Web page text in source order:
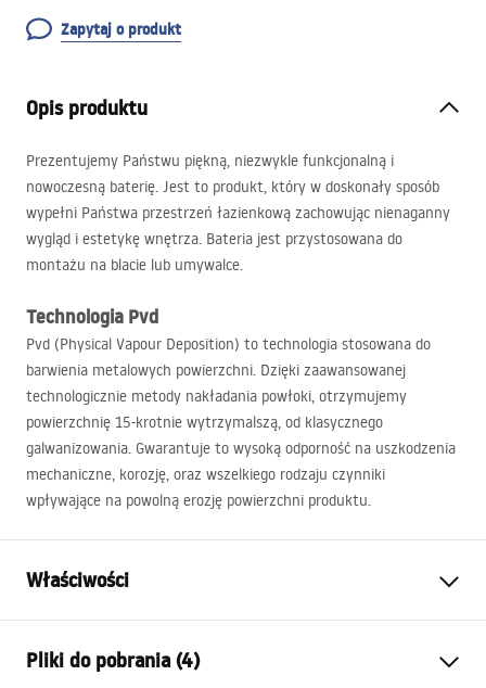
Zapytaj o produkt
Opis produktu
Prezentujemy Państwu piękną, niezwykle funkcjonalną i
nowoczesną baterię. Jest to produkt, który w doskonały sposób
wypełni Państwa przestrzeń łazienkową zachowując nienaganny
wygląd i estetykę wnętrza. Bateria jest przystosowana do
montażu na blacie lub umywalce.
Technologia Pvd
Pvd (Physical Vapour Deposition) to technologia stosowana do
barwienia metalowych powierzchni. Dzięki zaawansowanej
technologicznie metody nakładania powłoki, otrzymujemy
powierzchnię 15-krotnie wytrzymalszą, od klasycznego
galwanizowania. Gwarantuje to wysoką odporność na uszkodzenia
mechaniczne, korozję, oraz wszelkiego rodzaju czynniki
wpływające na powolną erozję powierzchni produktu.
Właściwości
Sposób montażu:
Pliki do pobrania (4)